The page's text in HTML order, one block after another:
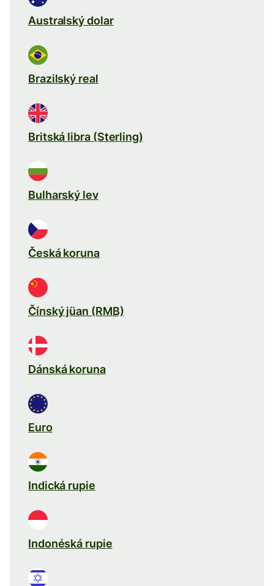
Australský dolar
Brazilský real
Britská libra (Sterling)
Bulharský lev
Česká koruna
Čínský jüan (RMB)
Dánská koruna
Euro
Indická rupie
Indonéská rupie